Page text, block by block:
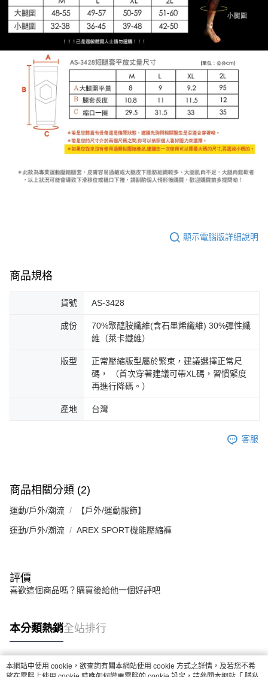
顯示電腦版詳細說明
商品規格
貨號 AS-3428
成份
70%聚醯胺纖維(含石墨烯纖維) 30%彈性纖
維（萊卡纖維）
版型
正常壓縮版型屬於緊束，建議選擇正常尺
碼， （首次穿著建議可帶XL碼，習慣緊度
再進行降碼。）
產地 台灣
客服
商品相關分類 (2)
運動/戶外/潮流 【戶外/運動服飾】
運動/戶外/潮流 AREX SPORT機能壓縮褲
評價
喜歡這個商品嗎？購買後給他一個好評吧
本分類熱銷全站排行
本網站中使用 cookie，欲查詢有關本網站使用 cookie 方式之詳情，及若您不希